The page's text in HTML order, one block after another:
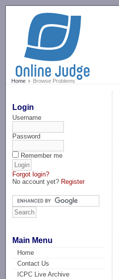
Home Browse Problems
Login
Username
Password
Remember me
Forgot login?
No account yet? Register
Main Menu
Home
Contact Us
ICPC Live Archive